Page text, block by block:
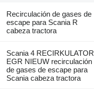
Recirculación de gases de
escape para Scania R
cabeza tractora
Scania 4 RECIRKULATOR
EGR NIEUW recirculación
de gases de escape para
Scania cabeza tractora